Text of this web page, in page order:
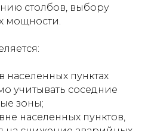
столбов, выбору
мощности.
пунктах
учитывать соседние
зоны;
населенных пунктов,